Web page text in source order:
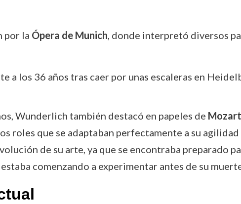
por la Ópera de Munich, donde interpretó diversos
a los 36 años tras caer por unas escaleras en
Wunderlich también destacó en papeles de Mozart
roles que se adaptaban perfectamente a su
de su arte, ya que se encontraba preparado
comenzando a experimentar antes de su